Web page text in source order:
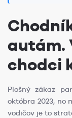
autám.
chodci
Plošný zákaz
októbra 2023, no
vodičov je to